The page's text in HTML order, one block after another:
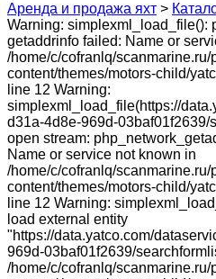
Аренда и продажа яхт >
Warning: simplexml_load_file():
getaddrinfo failed: Name or
/home/c/cofranlq/
content/themes/motors-child/
line 12 Warning:
simplexml_load_file(https://
d31a-4d8e-969d-03baf01f2639/
open stream:
Name or service not known in
/home/c/cofranlq/
content/themes/motors-child/
line 12 Warning:
load external entity
"https://data.yatco.com/
969d-03baf01f2639/
/home/c/cofranlq/